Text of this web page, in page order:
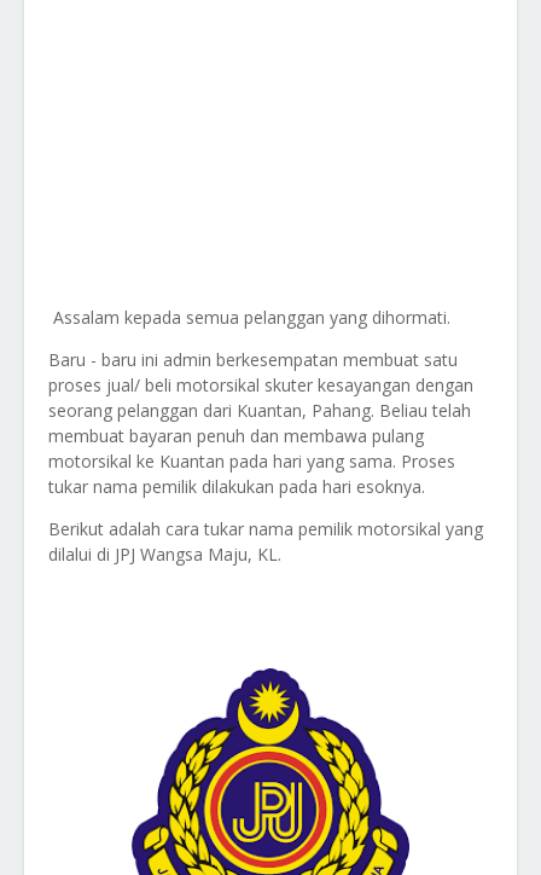
Assalam kepada semua pelanggan yang dihormati.
Baru - baru ini admin berkesempatan membuat satu
proses jual/ beli motorsikal skuter kesayangan dengan
seorang pelanggan dari Kuantan, Pahang. Beliau telah
membuat bayaran penuh dan membawa pulang
motorsikal ke Kuantan pada hari yang sama. Proses
tukar nama pemilik dilakukan pada hari esoknya.
Berikut adalah cara tukar nama pemilik motorsikal yang
dilalui di JPJ Wangsa Maju, KL.